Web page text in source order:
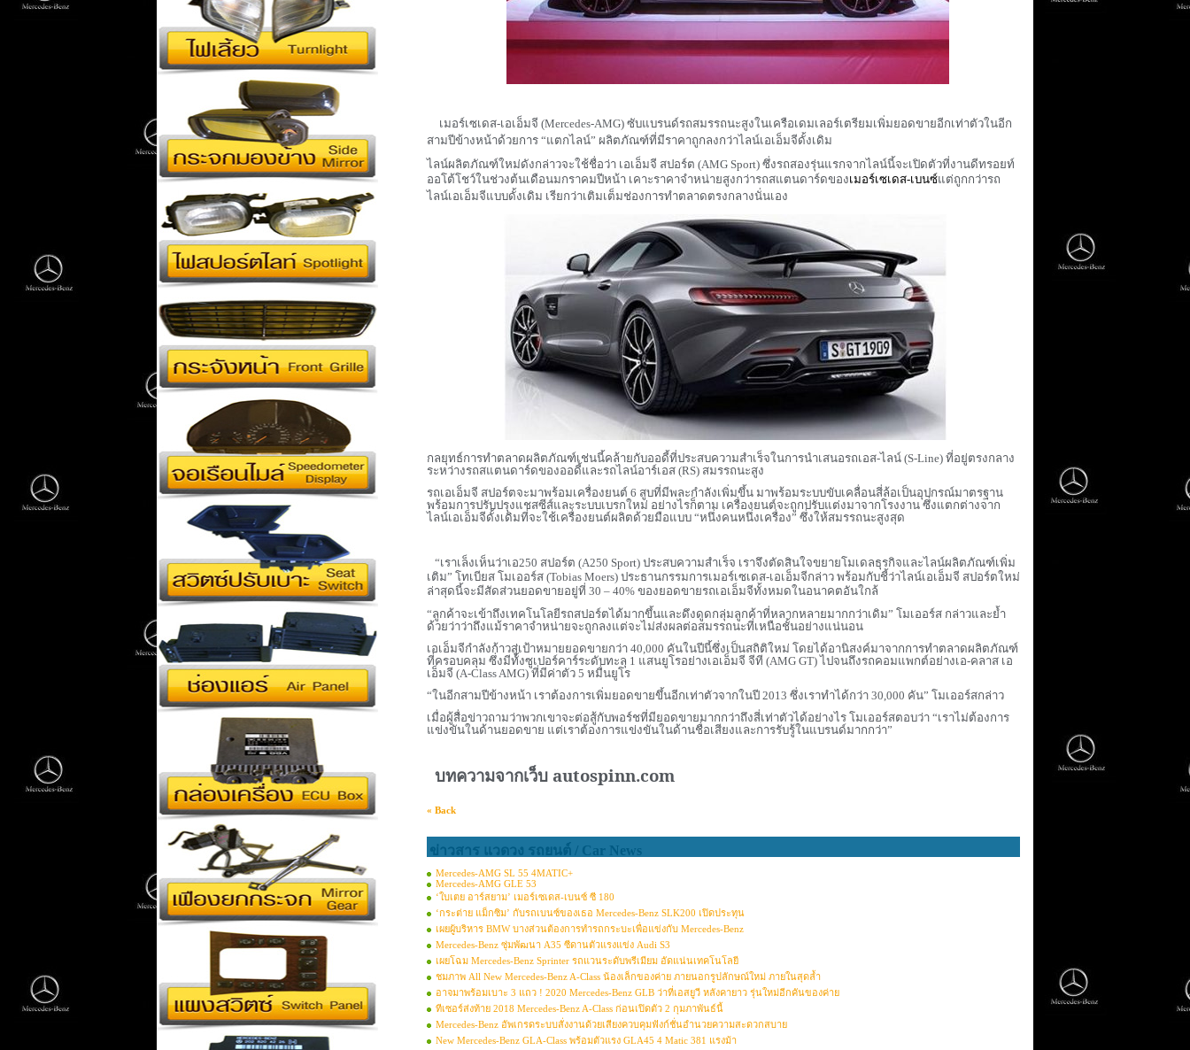
เมอร์เซเดส-เอเอ็มจี (Mercedes-AMG) ซับแบรนด์รถสมรรถนะสูงในเครือเดมเลอร์เตรียมเพิ่มยอดขายอีกเท่าตัวในอีก
สามปีข้างหน้าด้วยการ “แตกไลน์” ผลิตภัณฑ์ที่มีราคาถูกลงกว่าไลน์เอเอ็มจีดั้งเดิม
ไลน์ผลิตภัณฑ์ใหม่ดังกล่าวจะใช้ชื่อว่า เอเอ็มจี สปอร์ต (AMG Sport) ซึ่งรถสองรุ่นแรกจากไลน์นี้จะเปิดตัวที่งานดีทรอยท์
ออโต้โชว์ในช่วงต้นเดือนมกราคมปีหน้า เคาะราคาจำหน่ายสูงกว่ารถสแตนดาร์ดของเมอร์เซเดส-เบนซ์แต่ถูกกว่ารถ
ไลน์เอเอ็มจีแบบดั้งเดิม เรียกว่าเติมเต็มช่องการทำตลาดตรงกลางนั่นเอง
กลยุทธ์การทำตลาดผลิตภัณฑ์เช่นนี้คล้ายกับออดี้ที่ประสบความสำเร็จในการนำเสนอรถเอส-ไลน์ (S-Line) ที่อยู่ตรงกลาง
ระหว่างรถสแตนดาร์ดของออดี้และรถไลน์อาร์เอส (RS) สมรรถนะสูง
รถเอเอ็มจี สปอร์ตจะมาพร้อมเครื่องยนต์ 6 สูบที่มีพละกำลังเพิ่มขึ้น มาพร้อมระบบขับเคลื่อนสี่ล้อเป็นอุปกรณ์มาตรฐาน
พร้อมการปรับปรุงแชสซีส์และระบบเบรกใหม่ อย่างไรก็ตาม เครื่องยนต์จะถูกปรับแต่งมาจากโรงงาน ซึ่งแตกต่างจาก
ไลน์เอเอ็มจีดั้งเดิมที่จะใช้เครื่องยนต์ผลิตด้วยมือแบบ “หนึ่งคนหนึ่งเครื่อง” ซึ่งให้สมรรถนะสูงสุด
“เราเล็งเห็นว่าเอ250 สปอร์ต (A250 Sport) ประสบความสำเร็จ เราจึงตัดสินใจขยายโมเดลธุรกิจและไลน์ผลิตภัณฑ์เพิ่ม
เติม” โทเบียส โมเออร์ส (Tobias Moers) ประธานกรรมการเมอร์เซเดส-เอเอ็มจีกล่าว พร้อมกับชี้ว่าไลน์เอเอ็มจี สปอร์ตใหม่
ล่าสุดนี้จะมีสัดส่วนยอดขายอยู่ที่ 30 – 40% ของยอดขายรถเอเอ็มจีทั้งหมดในอนาคตอันใกล้
“ลูกค้าจะเข้าถึงเทคโนโลยีรถสปอร์ตได้มากขึ้นและดึงดูดกลุ่มลูกค้าที่หลากหลายมากกว่าเดิม” โมเออร์ส กล่าวและย้ำ
ด้วยว่าว่าถึงแม้ราคาจำหน่ายจะถูกลงแต่จะไม่ส่งผลต่อสมรรถนะที่เหนือชั้นอย่างแน่นอน
เอเอ็มจีกำลังก้าวสู่เป้าหมายยอดขายกว่า 40,000 คันในปีนี้ซึ่งเป็นสถิติใหม่ โดยได้อานิสงค์มาจากการทำตลาดผลิตภัณฑ์
ที่ครอบคลุม ซึ่งมีทั้งซูเปอร์คาร์ระดับทะลุ 1 แสนยูโรอย่างเอเอ็มจี จีที (AMG GT) ไปจนถึงรถคอมแพกต์อย่างเอ-คลาส เอ
เอ็มจี (A-Class AMG) ที่มีค่าตัว 5 หมื่นยูโร
“ในอีกสามปีข้างหน้า เราต้องการเพิ่มยอดขายขึ้นอีกเท่าตัวจากในปี 2013 ซึ่งเราทำได้กว่า 30,000 คัน” โมเออร์สกล่าว
เมื่อผู้สื่อข่าวถามว่าพวกเขาจะต่อสู้กับพอร์ชที่มียอดขายมากกว่าถึงสี่เท่าตัวได้อย่างไร โมเออร์สตอบว่า “เราไม่ต้องการ
แข่งขันในด้านยอดขาย แต่เราต้องการแข่งขันในด้านชื่อเสียงและการรับรู้ในแบรนด์มากกว่า”
บทความจากเว็บ autospinn.com
« Back
ข่าวสาร แวดวง รถยนต์ / Car News
Mercedes-AMG SL 55 4MATIC+
Mercedes-AMG GLE 53
‘ใบเตย อาร์สยาม’ เมอร์เซเดส-เบนซ์ ซี 180
‘กระต่าย แม็กซิม’ กับรถเบนซ์ของเธอ Mercedes-Benz SLK200 เปิดประทุน
เผยผู้บริหาร BMW บางส่วนต้องการทำรถกระบะเพื่อแข่งกับ Mercedes-Benz
Mercedes-Benz ซุ่มพัฒนา A35 ซีดานตัวแรงแข่ง Audi S3
เผยโฉม Mercedes-Benz Sprinter รถแวนระดับพรีเมียม อัดแน่นเทคโนโลยี
ชมภาพ All New Mercedes-Benz A-Class น้องเล็กของค่าย ภายนอกรูปลักษณ์ใหม่ ภายในสุดล้ำ
อาจมาพร้อมเบาะ 3 แถว ! 2020 Mercedes-Benz GLB ว่าที่เอสยูวี หลังคายาว รุ่นใหม่อีกคันของค่าย
ทีเซอร์ส่งท้าย 2018 Mercedes-Benz A-Class ก่อนเปิดตัว 2 กุมภาพันธ์นี้
Mercedes-Benz อัพเกรดระบบสั่งงานด้วยเสียงควบคุมฟังก์ชั่นอำนวยความสะดวกสบาย
New Mercedes-Benz GLA-Class พร้อมตัวแรง GLA45 4 Matic 381 แรงม้า